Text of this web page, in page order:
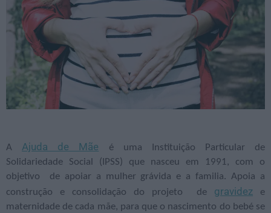
AAjuda de Mãe é uma Instituição Particular de
Solidariedade Social (IPSS) que nasceu em 1991, com o
objetivo de apoiar a mulher grávida e a familia. Apoia a
construção e consolidação do projeto de gravidez e
maternidade de cada mãe, para que o nascimento do bebé se